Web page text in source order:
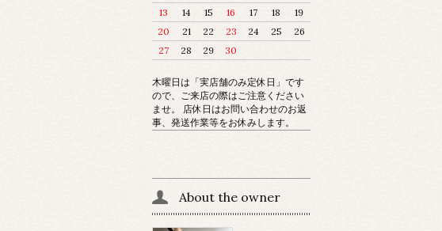
13
14 15 16 17 18
19
20
21 22 23 24 25
26
27
28 29 30
木曜日は「実店舗のみ定休日」です
ので、ご来店の際はご注意ください
ませ。 店休日はお問い合わせのお返
事、発送作業等をお休みします。
About the owner